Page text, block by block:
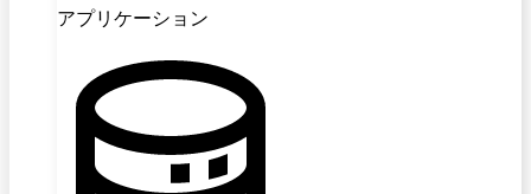
アプリケーション